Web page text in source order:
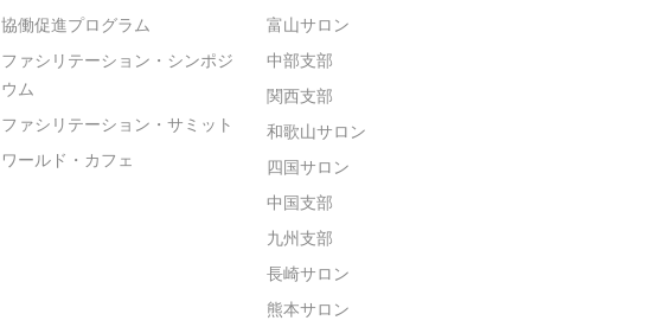
協働促進プログラム
ファシリテーション・シンポジ
ウム
ファシリテーション・サミット
ワールド・カフェ
富山サロン
中部支部
関西支部
和歌山サロン
四国サロン
中国支部
九州支部
長崎サロン
熊本サロン